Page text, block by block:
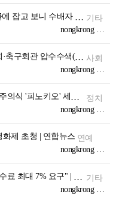
신호위반 후 도주한 배달 기사, 잠복 끝에 잡고 보니 수배자 | 연합뉴스 기타
nongkrong
경찰, '홍명보 감독 선임 의혹' 축구협회·축구회관 압수수색(종합) | 연합뉴스 사회
nongkrong
국힘, 부동산 세제개편 여론전…"사회주의식 '피노키오' 세금" | 연합뉴스
정치
nongkrong
제 초청 | 연합뉴스 연예
nongkrong
호르무즈 재개방 막판 협상…"이란 수수료 최대 7% 요구" | 연합뉴스 기타
nongkrong